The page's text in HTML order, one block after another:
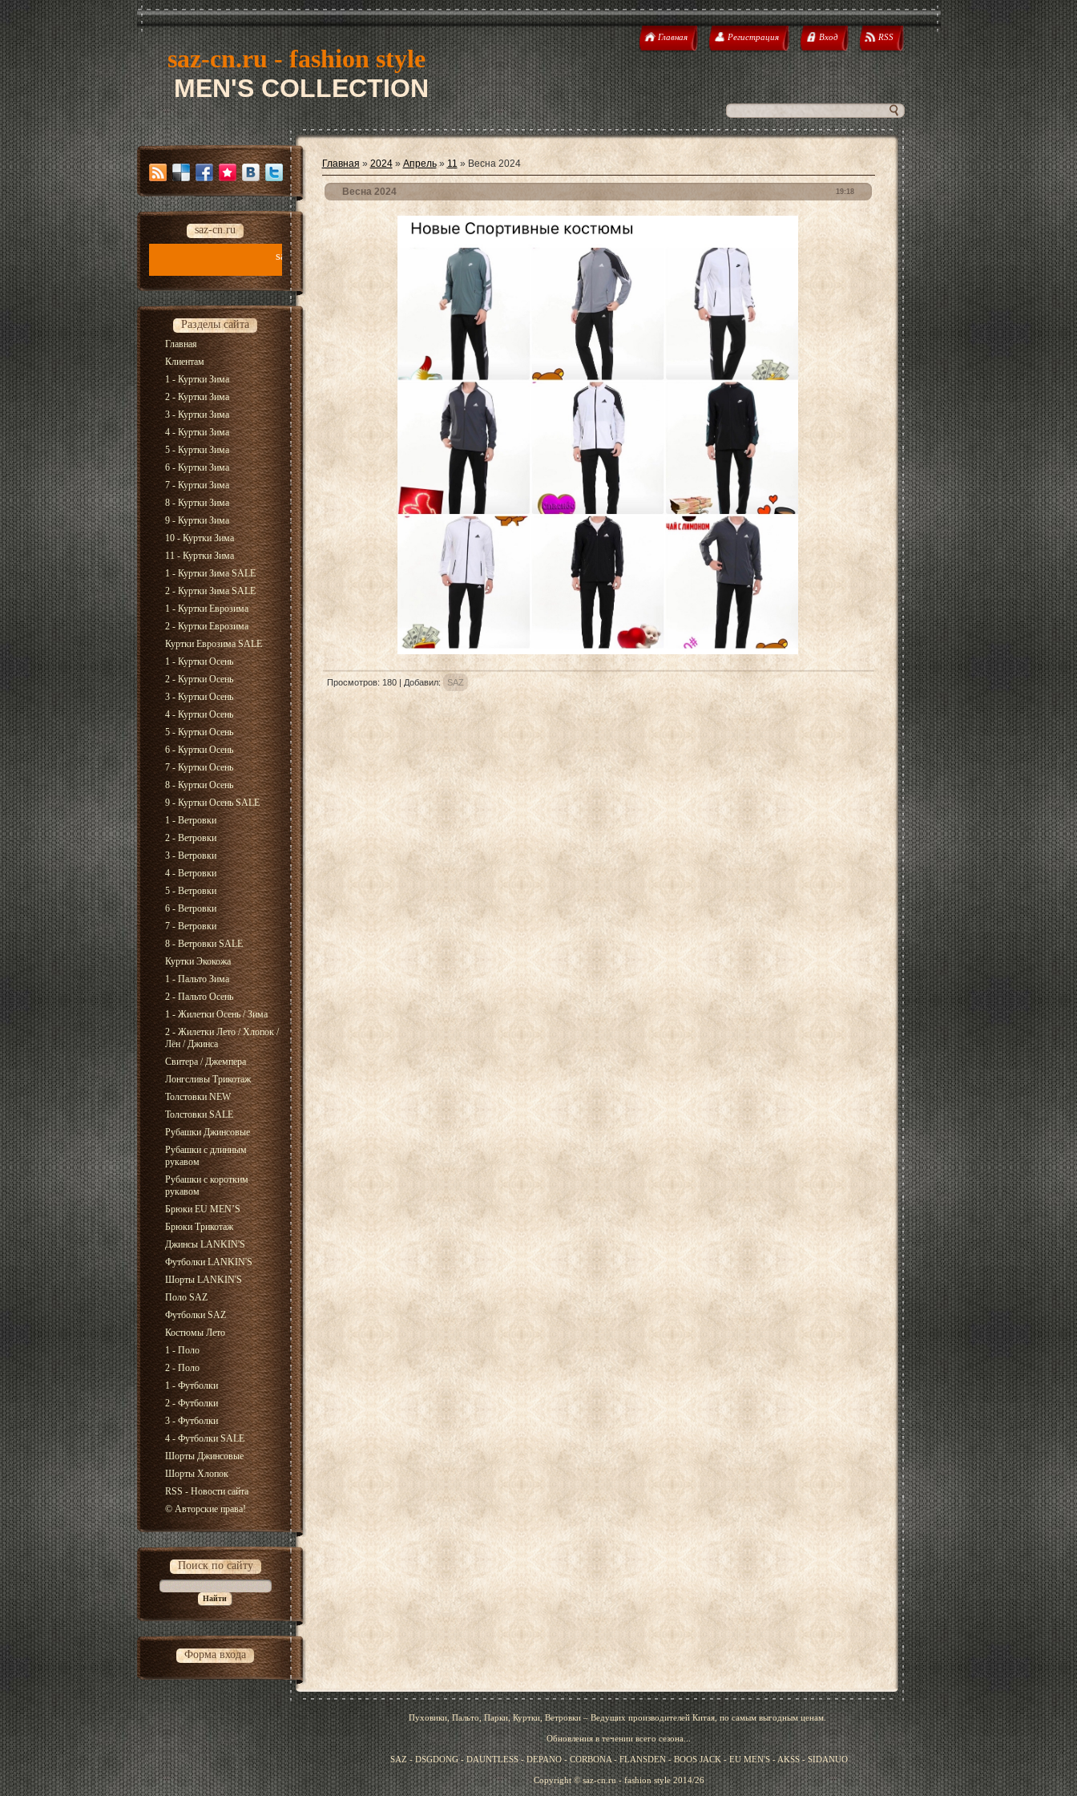
saz-cn.ru - fashion style
MEN'S COLLECTION
Главная Регистрация Вход RSS
saz-cn.ru
saz-cn.ru - fashion style new collection 2026
Разделы сайта
Главная
Клиентам
1 - Куртки Зима
2 - Куртки Зима
3 - Куртки Зима
4 - Куртки Зима
5 - Куртки Зима
6 - Куртки Зима
7 - Куртки Зима
8 - Куртки Зима
9 - Куртки Зима
10 - Куртки Зима
11 - Куртки Зима
1 - Куртки Зима SALE
2 - Куртки Зима SALE
1 - Куртки Еврозима
2 - Куртки Еврозима
Куртки Еврозима SALE
1 - Куртки Осень
2 - Куртки Осень
3 - Куртки Осень
4 - Куртки Осень
5 - Куртки Осень
6 - Куртки Осень
7 - Куртки Осень
8 - Куртки Осень
9 - Куртки Осень SALE
1 - Ветровки
2 - Ветровки
3 - Ветровки
4 - Ветровки
5 - Ветровки
6 - Ветровки
7 - Ветровки
8 - Ветровки SALE
Куртки Экокожа
1 - Пальто Зима
2 - Пальто Осень
1 - Жилетки Осень / Зима
2 - Жилетки Лето / Хлопок /
Лён / Джинса
Свитера / Джемпера
Лонгсливы Трикотаж
Толстовки NEW
Толстовки SALE
Рубашки Джинсовые
Рубашки с длинным
рукавом
Рубашки с коротким
рукавом
Брюки EU MEN’S
Брюки Трикотаж
Джинсы LANKIN'S
Футболки LANKIN'S
Шорты LANKIN'S
Поло SAZ
Футболки SAZ
Костюмы Лето
1 - Поло
2 - Поло
1 - Футболки
2 - Футболки
3 - Футболки
4 - Футболки SALE
Шорты Джинсовые
Шорты Хлопок
RSS - Новости сайта
© Авторские права!
Поиск по сайту
Форма входа
Главная » 2024 » Апрель » 11» Весна 2024
19:18
Весна 2024
Просмотров: 180| Добавил: SAZ
Пуховики, Пальто, Парки, Куртки, Ветровки – Ведущих производителей Китая, по самым выгодным ценам.
Обновления в течении всего сезона...
SAZ - DSGDONG - DAUNTLESS - DEPANO - CORBONA - FLANSDEN - BOOS JACK - EU MEN'S - AKSS - SIDANUO
Copyright © saz-cn.ru - fashion style 2014/26